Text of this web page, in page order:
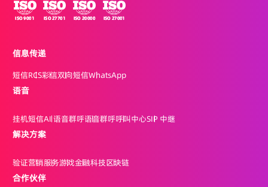
信息传递
短信RCS彩信双向短信WhatsApp
语音
挂机短信AI 语音群呼语音群呼呼叫中心SIP 中继
解决方案
验证营销服务游戏金融科技区块链
合作伙伴